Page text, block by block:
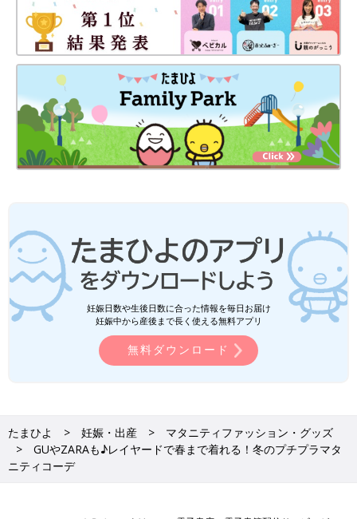
妊娠日数や生後日数に合った情報を毎日お届け
妊娠中から産後まで長く使える無料アプリ
無料ダウンロード
たまひよ 妊娠・出産
マタニティファッション・グッズ
GUやZARAも♪レイヤードで春まで着れる！冬のプチプラマタ
ニティコーデ